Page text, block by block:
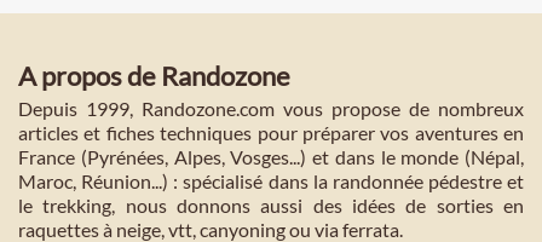
A propos de Randozone
Depuis 1999, Randozone.com vous propose de nombreux
articles et fiches techniques pour préparer vos aventures en
France (Pyrénées, Alpes, Vosges...) et dans le monde (Népal,
Maroc, Réunion...) : spécialisé dans la randonnée pédestre et
le trekking, nous donnons aussi des idées de sorties en
raquettes à neige, vtt, canyoning ou via ferrata.